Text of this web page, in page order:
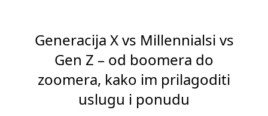
Generacija X vs Millennialsi vs
Gen Z – od boomera do
zoomera, kako im prilagoditi
uslugu i ponudu